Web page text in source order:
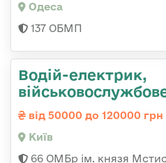
Одеса
137 ОБМП
Водій-електрик,
від 50000 до 120000 грн
Київ
66 ОМБр ім. князя